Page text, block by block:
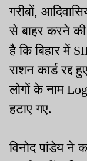
गरीबों,
से बाहर करने की
है कि बिहार में
राशन कार्ड रद्द
लोगों के नाम
हटाए गए.
विनोद पांडेय ने